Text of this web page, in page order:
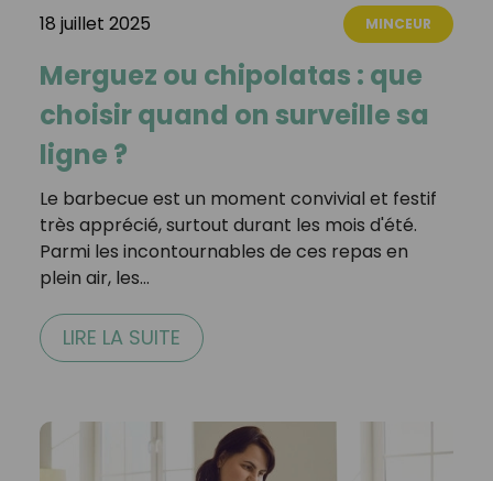
18 juillet 2025 MINCEUR
Merguez ou chipolatas : que
choisir quand on surveille sa
ligne ?
Le barbecue est un moment convivial et festif
très apprécié, surtout durant les mois d'été.
Parmi les incontournables de ces repas en
plein air, les…
LIRE LA SUITE